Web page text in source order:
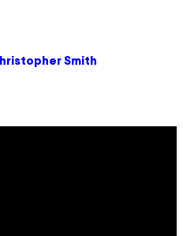
Smith